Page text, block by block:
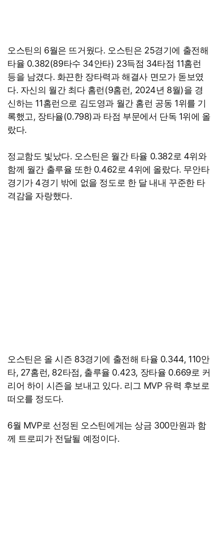
오스틴의 6월은 뜨거웠다. 오스틴은 25경기에 출전해
타율 0.382(89타수 34안타) 23득점 34타점 11홈런
등을 남겼다. 화끈한 장타력과 해결사 면모가 돋보였
다. 자신의 월간 최다 홈런(9홈런, 2024년 8월)을 경
신하는 11홈런으로 김도영과 월간 홈런 공동 1위를 기
록했고, 장타율(0.798)과 타점 부문에서 단독 1위에 올
랐다.
정교함도 빛났다. 오스틴은 월간 타율 0.382로 4위와
함께 월간 출루율 또한 0.462로 4위에 올랐다. 무안타
경기가 4경기 밖에 없을 정도로 한 달 내내 꾸준한 타
격감을 자랑했다.
오스틴은 올 시즌 83경기에 출전해 타율 0.344, 110안
타, 27홈런, 82타점, 출루율 0.423, 장타율 0.669로 커
리어 하이 시즌을 보내고 있다. 리그 MVP 유력 후보로
떠오를 정도다.
6월 MVP로 선정된 오스틴에게는 상금 300만원과 함
께 트로피가 전달될 예정이다.